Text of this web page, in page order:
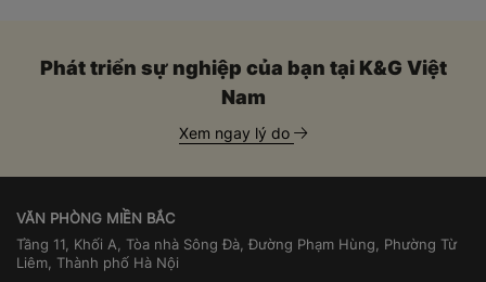
Phát triển sự nghiệp của bạn tại K&G Việt
Nam
Xem ngay lý do
VĂN PHÒNG MIỀN BẮC
Tầng 11, Khối A, Tòa nhà Sông Đà, Đường Phạm Hùng, Phường Từ
Liêm, Thành phố Hà Nội